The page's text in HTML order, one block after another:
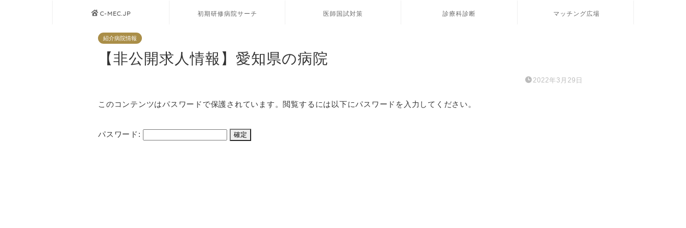
C-MEC.JP 初期研修病院サーチ 医師国試対策 診療科診断 マッチング広場
紹介病院情報
【非公開求人情報】愛知県の病院
2022年3月29日
このコンテンツはパスワードで保護されています。閲覧するには以下にパスワードを入力してください。
パスワード: